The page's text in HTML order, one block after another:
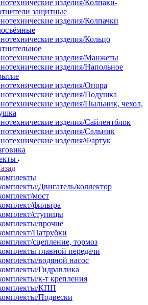
изделия/Колпаки-
защитные
изделия/Колпачки
изделия/Кольцо
изделия/Манжеты
изделия/Напольное
изделия/Опора
изделия/Подушка
изделия/Пыльник, чехол,
изделия/Сайлентблок
изделия/Сальник
изделия/Фартук
Двигатель/коллектор
мост
фильтра
ступицы
прочие
Патрубки
сцепление, тормоз
главной передачи
водяной насос
Гидравлика
к-т крепления
КПП
Подвески